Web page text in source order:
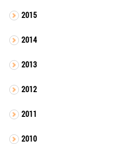
2015
2014
2013
2012
2011
2010